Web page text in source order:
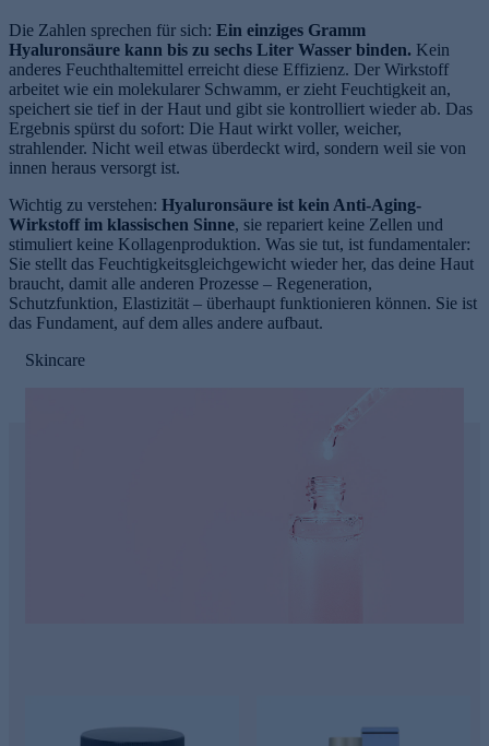
Die Zahlen sprechen für sich: Ein einziges Gramm
Hyaluronsäure kann bis zu sechs Liter Wasser binden. Kein
anderes Feuchthaltemittel erreicht diese Effizienz. Der Wirkstoff
arbeitet wie ein molekularer Schwamm, er zieht Feuchtigkeit an,
speichert sie tief in der Haut und gibt sie kontrolliert wieder ab. Das
Ergebnis spürst du sofort: Die Haut wirkt voller, weicher,
strahlender. Nicht weil etwas überdeckt wird, sondern weil sie von
innen heraus versorgt ist.
Wichtig zu verstehen: Hyaluronsäure ist kein Anti-Aging-
Wirkstoff im klassischen Sinne, sie repariert keine Zellen und
stimuliert keine Kollagenproduktion. Was sie tut, ist fundamentaler:
Sie stellt das Feuchtigkeitsgleichgewicht wieder her, das deine Haut
braucht, damit alle anderen Prozesse – Regeneration,
Schutzfunktion, Elastizität – überhaupt funktionieren können. Sie ist
das Fundament, auf dem alles andere aufbaut.
Skincare